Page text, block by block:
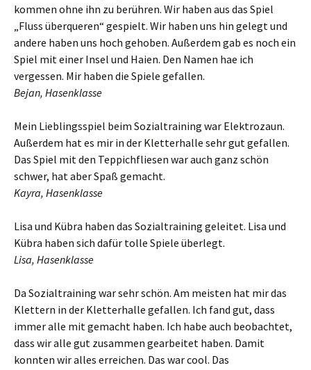
kommen ohne ihn zu berühren. Wir haben aus das Spiel
„Fluss überqueren“ gespielt. Wir haben uns hin gelegt und
andere haben uns hoch gehoben. Außerdem gab es noch ein
Spiel mit einer Insel und Haien. Den Namen hae ich
vergessen. Mir haben die Spiele gefallen.
Bejan, Hasenklasse
Mein Lieblingsspiel beim Sozialtraining war Elektrozaun.
Außerdem hat es mir in der Kletterhalle sehr gut gefallen.
Das Spiel mit den Teppichfliesen war auch ganz schön
schwer, hat aber Spaß gemacht.
Kayra, Hasenklasse
Lisa und Kübra haben das Sozialtraining geleitet. Lisa und
Kübra haben sich dafür tolle Spiele überlegt.
Lisa, Hasenklasse
Da Sozialtraining war sehr schön. Am meisten hat mir das
Klettern in der Kletterhalle gefallen. Ich fand gut, dass
immer alle mit gemacht haben. Ich habe auch beobachtet,
dass wir alle gut zusammen gearbeitet haben. Damit
konnten wir alles erreichen. Das war cool. Das